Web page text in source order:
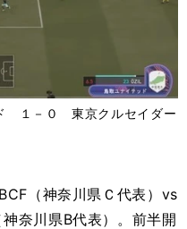
１－０ 東京クルセイダー
（神奈川県Ｃ代表）vs
奈川県B代表）。前半開